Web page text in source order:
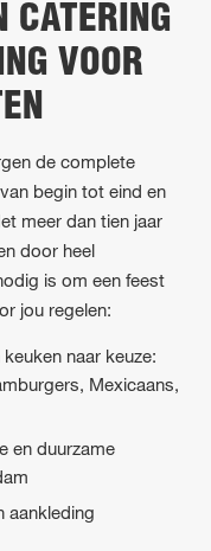
CATERING
VOOR
de complete
begin tot eind en
meer dan tien jaar
door heel
is om een feest
jou regelen:
naar keuze:
Mexicaans,
en duurzame
aankleding